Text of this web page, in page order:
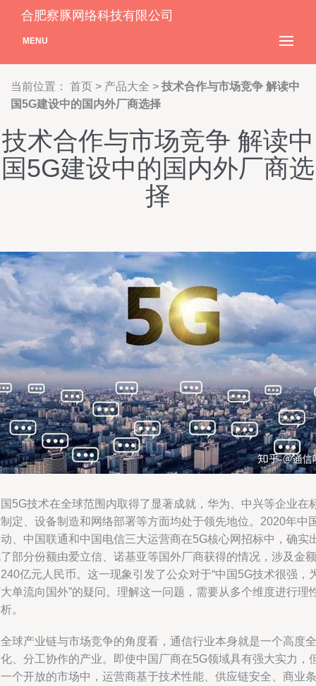
合肥察豚网络科技有限公司
MENU
当前位置： 首页 > 产品大全 > 技术合作与市场竞争 解读中
国5G建设中的国内外厂商选择
技术合作与市场竞争 解读中
国5G建设中的国内外厂商选
择
5G技术在全球范围内取得了显著成就，华为、中兴等企业在
定、设备制造和网络部署等方面均处于领先地位。2020年中
、中国联通和中国电信三大运营商在5G核心网招标中，确实
部分份额由爱立信、诺基亚等国外厂商获得的情况，涉及金额
亿元人民币。这一现象引发了公众对于“中国5G技术很强，
单流向国外”的疑问。理解这一问题，需要从多个维度进行理
。
球产业链与市场竞争的角度看，通信行业本身就是一个高度全
、分工协作的产业。即使中国厂商在5G领域具有强大实力，
个开放的市场中，运营商基于技术性能、供应链安全、商业条